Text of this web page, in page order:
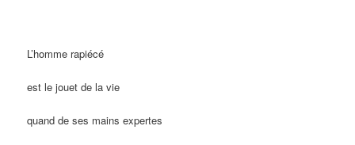
L’homme rapiécé
est le jouet de la vie
quand de ses mains expertes